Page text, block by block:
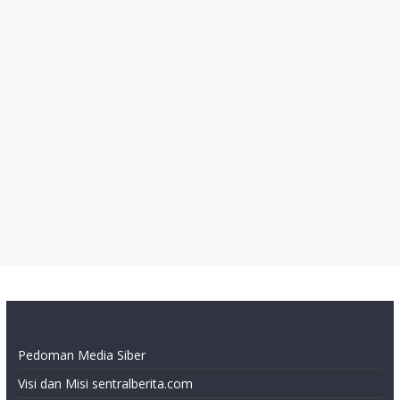
Pedoman Media Siber
Visi dan Misi sentralberita.com